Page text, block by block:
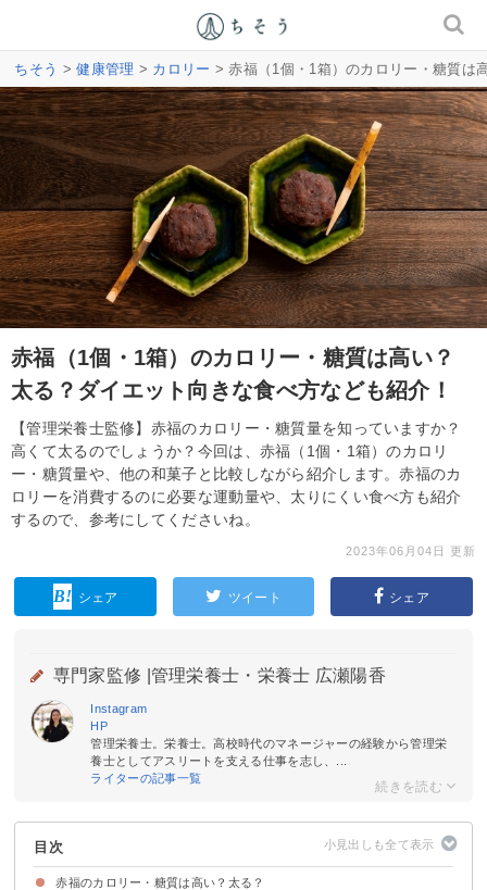
ちそう >健康管理 > カロリー > 赤福（1個・1箱）のカロリー・糖質は
赤福（1個・1箱）のカロリー・糖質は高い？
太る？ダイエット向きな食べ方なども紹介！
【管理栄養士監修】赤福のカロリー・糖質量を知っていますか？
高くて太るのでしょうか？今回は、赤福（1個・1箱）のカロリ
ー・糖質量や、他の和菓子と比較しながら紹介します。赤福のカ
ロリーを消費するのに必要な運動量や、太りにくい食べ方も紹介
するので、参考にしてくださいね。
2023年06月04日 更新
シェア ツイート シェア
専門家監修 | 管理栄養士・栄養士 広瀬陽香
Instagram
HP
管理栄養士。栄養士。高校時代のマネージャーの経験から管理栄
養士としてアスリートを支える仕事を志し、...
ライターの記事一覧
目次
赤福のカロリー・糖質は高い？太る？